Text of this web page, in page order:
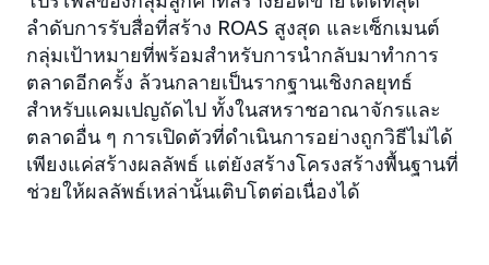
ลำดับการรับสื่อที่สร้าง ROAS สูงสุด และเซ็กเมนต์
กลุ่มเป้าหมายที่พร้อมสำหรับการนำกลับมาทำการ
ตลาดอีกครั้ง ล้วนกลายเป็นรากฐานเชิงกลยุทธ์
สำหรับแคมเปญถัดไป ทั้งในสหราชอาณาจักรและ
ตลาดอื่น ๆ การเปิดตัวที่ดำเนินการอย่างถูกวิธีไม่ได้
เพียงแค่สร้างผลลัพธ์ แต่ยังสร้างโครงสร้างพื้นฐานที่
ช่วยให้ผลลัพธ์เหล่านั้นเติบโตต่อเนื่องได้